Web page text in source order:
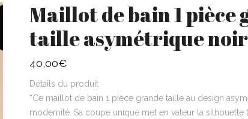
Maillot de bain 1 pièce
taille asymétrique noir
40,00€
Détails du produit
“Ce maillot de bain 1 pièce grande taille au design
modernité. Sa coupe unique met en valeur la